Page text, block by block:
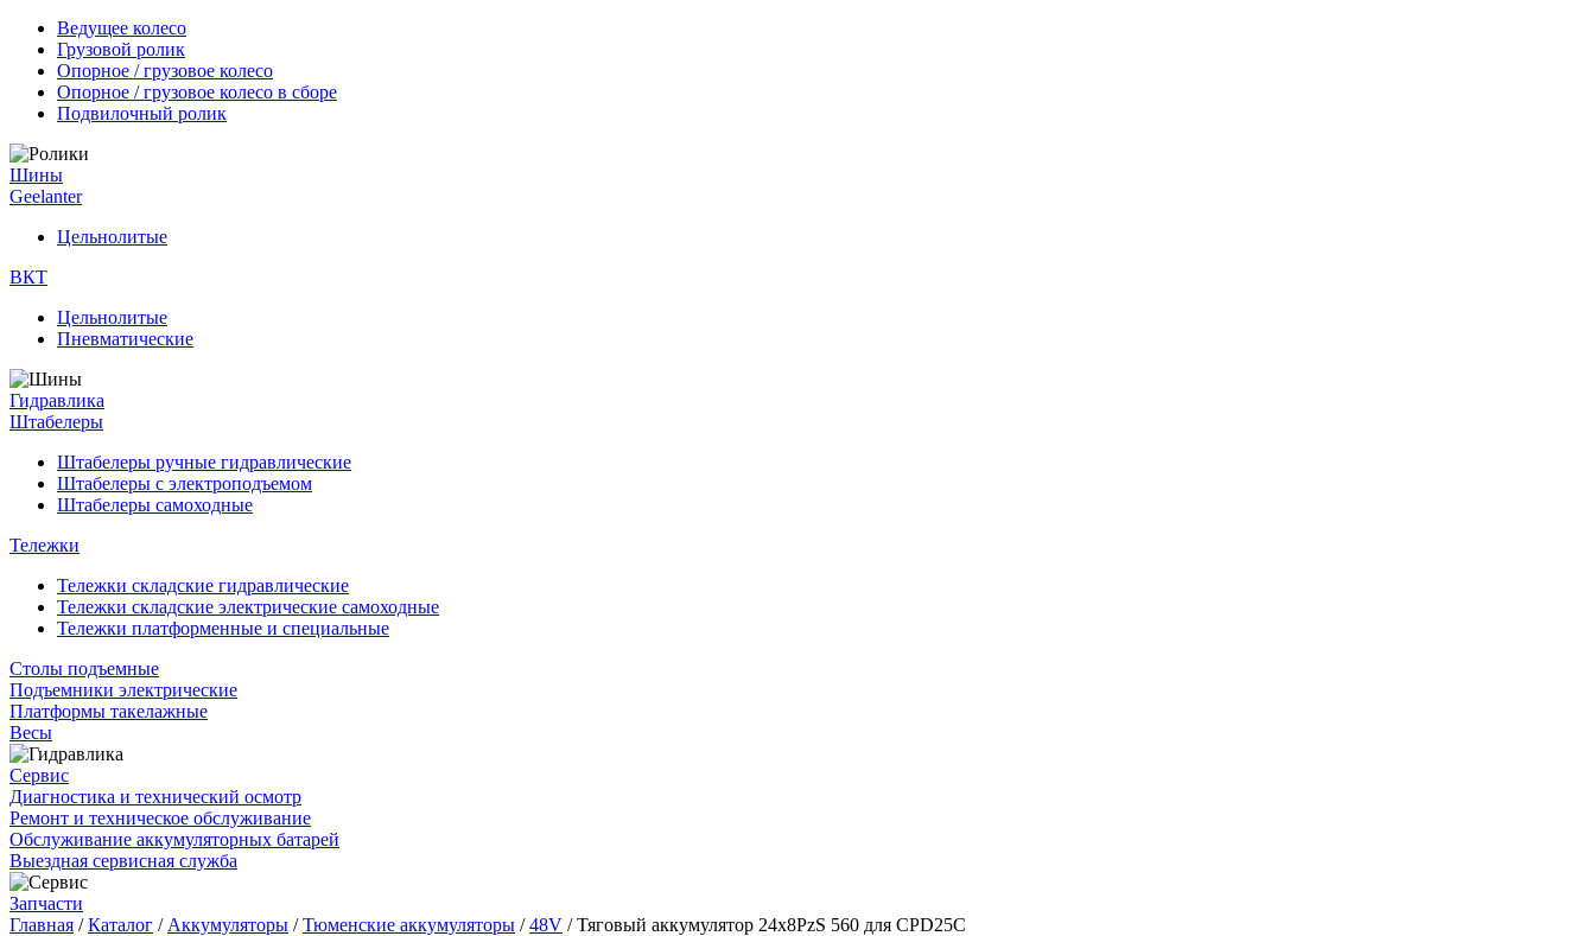
Ведущее колесо
Грузовой ролик
Опорное / грузовое колесо
Опорное / грузовое колесо в сборе
Подвилочный ролик
Шины
Geelanter
Цельнолитые
ВКТ
Цельнолитые
Пневматические
Гидравлика
Штабелеры
Штабелеры ручные гидравлические
Штабелеры с электроподъемом
Штабелеры самоходные
Тележки
Тележки складские гидравлические
Тележки складские электрические самоходные
Тележки платформенные и специальные
Столы подъемные
Подъемники электрические
Платформы такелажные
Весы
Сервис
Диагностика и технический осмотр
Ремонт и техническое обслуживание
Обслуживание аккумуляторных батарей
Выездная сервисная служба
Запчасти
Главная /Каталог / Аккумуляторы /Тюменские аккумуляторы /48V /Тяговый аккумулятор 24x8PzS 560 для CPD25C